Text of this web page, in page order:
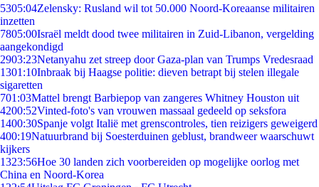
5305:04Zelensky: Rusland wil tot 50.000 Noord-Koreaanse militairen
inzetten
7805:00Israël meldt dood twee militairen in Zuid-Libanon, vergelding
aangekondigd
2903:23Netanyahu zet streep door Gaza-plan van Trumps Vredesraad
1301:10Inbraak bij Haagse politie: dieven betrapt bij stelen illegale
sigaretten
701:03Mattel brengt Barbiepop van zangeres Whitney Houston uit
4200:52Vinted-foto's van vrouwen massaal gedeeld op seksfora
1400:30Spanje volgt Italië met grenscontroles, tien reizigers geweigerd
400:19Natuurbrand bij Soesterduinen geblust, brandweer waarschuwt
kijkers
1323:56Hoe 30 landen zich voorbereiden op mogelijke oorlog met
China en Noord-Korea